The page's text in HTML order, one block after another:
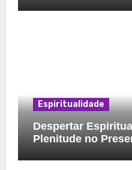
Espiritualidade
Despertar
Plenitude no